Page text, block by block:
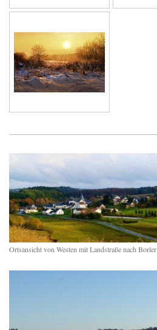
Ortsansicht von Westen mit Landstraße nach Borler